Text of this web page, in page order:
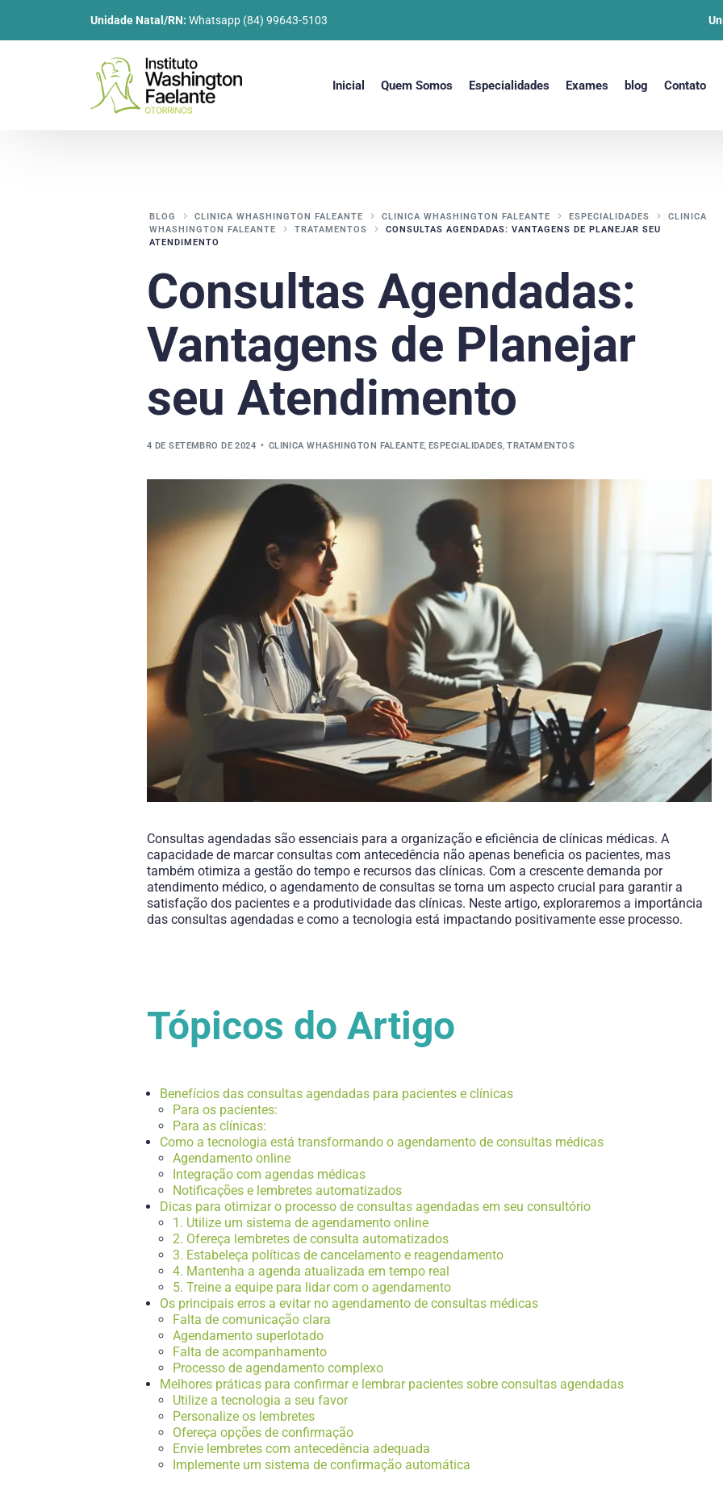
Unidade Natal/RN: Whatsapp (84) 99643-5103
Inicial Quem Somos Especialidades Exames blog Contato
BLOG CLINICA WHASHINGTON FALEANTE CLINICA WHASHINGTON FALEANTE ESPECIALIDADES
CLINICA
WHASHINGTON FALEANTE
TRATAMENTOS
CONSULTAS AGENDADAS: VANTAGENS DE PLANEJAR SEU
ATENDIMENTO
Consultas Agendadas:
Vantagens de Planejar
seu Atendimento
4 DE SETEMBRO DE 2024 CLINICA WHASHINGTON FALEANTE,ESPECIALIDADES,TRATAMENTOS
Consultas agendadas são essenciais para a organização e eficiência de clínicas médicas. A
capacidade de marcar consultas com antecedência não apenas beneficia os pacientes, mas
também otimiza a gestão do tempo e recursos das clínicas. Com a crescente demanda por
atendimento médico, o agendamento de consultas se torna um aspecto crucial para garantir a
satisfação dos pacientes e a produtividade das clínicas. Neste artigo, exploraremos a importância
das consultas agendadas e como a tecnologia está impactando positivamente esse processo.
Tópicos do Artigo
Benefícios das consultas agendadas para pacientes e clínicas
Para os pacientes:
Para as clínicas:
Como a tecnologia está transformando o agendamento de consultas médicas
Agendamento online
Integração com agendas médicas
Notificações e lembretes automatizados
Dicas para otimizar o processo de consultas agendadas em seu consultório
1. Utilize um sistema de agendamento online
2. Ofereça lembretes de consulta automatizados
3. Estabeleça políticas de cancelamento e reagendamento
4. Mantenha a agenda atualizada em tempo real
5. Treine a equipe para lidar com o agendamento
Os principais erros a evitar no agendamento de consultas médicas
Falta de comunicação clara
Agendamento superlotado
Falta de acompanhamento
Processo de agendamento complexo
Melhores práticas para confirmar e lembrar pacientes sobre consultas agendadas
Utilize a tecnologia a seu favor
Personalize os lembretes
Ofereça opções de confirmação
Envie lembretes com antecedência adequada
Implemente um sistema de confirmação automática